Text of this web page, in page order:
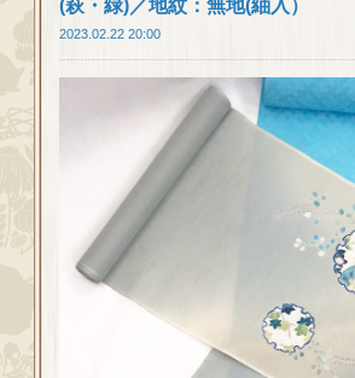
(萩・緑)／地紋：無地(紬入）
2023.02.22 20:00